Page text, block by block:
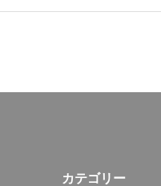
カテゴリー